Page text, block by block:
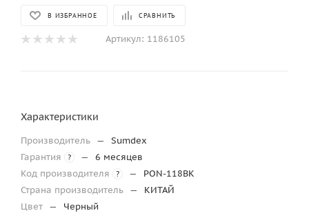
В ИЗБРАННОЕ СРАВНИТЬ
Артикул: 1186105
Характеристики
Производитель —
Sumdex
Гарантия
? —
6 месяцев
Код производителя
? —
PON-118BK
Страна производитель —
КИТАЙ
Цвет —
Черный